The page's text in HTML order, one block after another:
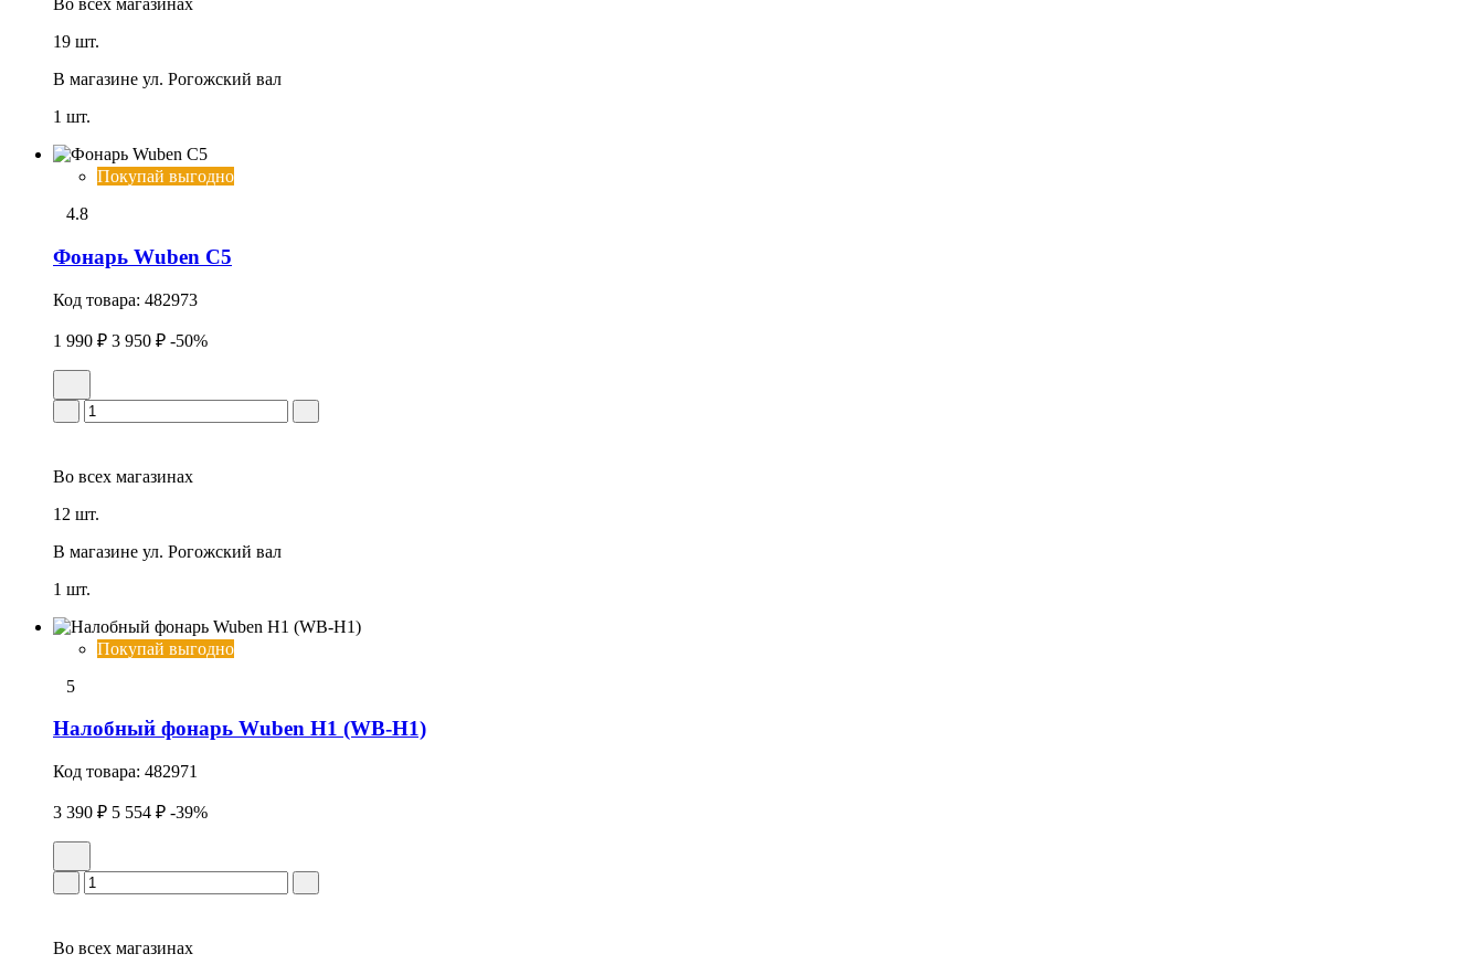
Во всех магазинах
19 шт.
В магазине ул. Рогожский вал
1 шт.
Покупай выгодно
4.8
Фонарь Wuben C5
Код товара: 482973
1 990 ₽ 3 950 ₽ -50%
Во всех магазинах
12 шт.
В магазине ул. Рогожский вал
1 шт.
Покупай выгодно
5
Налобный фонарь Wuben H1 (WB-H1)
Код товара: 482971
3 390 ₽ 5 554 ₽ -39%
Во всех магазинах